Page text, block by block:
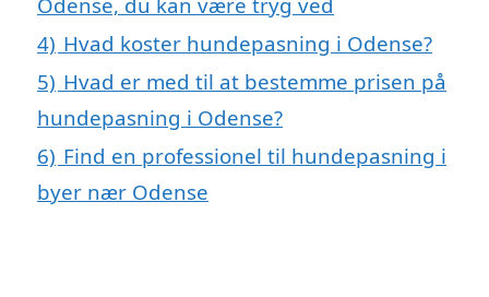
4) Hvad koster hundepasning i Odense?
5) Hvad er med til at bestemme prisen på
hundepasning i Odense?
6) Find en professionel til hundepasning i
byer nær Odense